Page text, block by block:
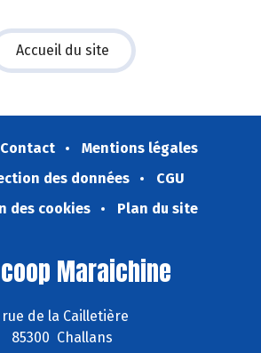
Accueil du site
Contact
Mentions légales
des données
CGU
des cookies
Plan du site
Maraichine
rue de la Cailletière
85300 Challans